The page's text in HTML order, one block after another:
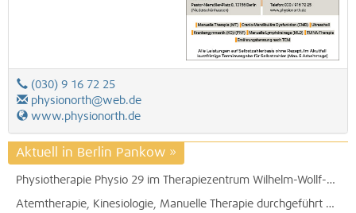
(030) 9 16 72 25
physionorth@web.de
www.physionorth.de
Aktuell in Berlin Pankow »
Atemtherapie, Kinesiologie, Manuelle Therapie durchgeführt von der Physiotherapie 5 Elemente Katja Höft
physionorth Praxis für Physiotherapie: Inhaberin Ute Becker - Fachlehrerin und Heilpraktikerin für Physiotherapie